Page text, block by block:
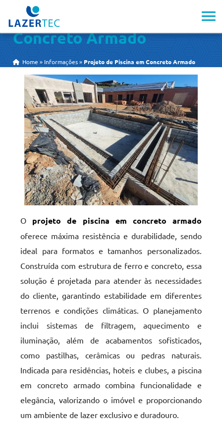
Projeto de Piscina em
Concreto Armado
Home » Informações » Projeto de Piscina em Concreto Armado
O projeto de piscina em concreto armado
oferece máxima resistência e durabilidade, sendo
ideal para formatos e tamanhos personalizados.
Construída com estrutura de ferro e concreto, essa
solução é projetada para atender às necessidades
do cliente, garantindo estabilidade em diferentes
terrenos e condições climáticas. O planejamento
inclui sistemas de filtragem, aquecimento e
iluminação, além de acabamentos sofisticados,
como pastilhas, cerâmicas ou pedras naturais.
Indicada para residências, hoteis e clubes, a piscina
em concreto armado combina funcionalidade e
elegância, valorizando o imóvel e proporcionando
um ambiente de lazer exclusivo e duradouro.